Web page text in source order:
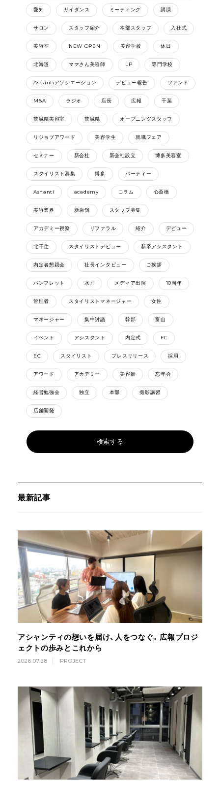
愛知 ガイダンス ミーティング 講演
サロン スタッフ紹介 本部スタッフ 入社式
美容室 NEW OPEN 美容学校 休日
北海道 ママさん美容師 LP 専門学校
Ashantiアソシエーション デビュー報告 ファンド
M&A ラジオ 店長 広報 千葉
茨城県美容室 茨城県 オープニングスタッフ
リジョブアワード 美容学生 就職フェア
セミナー 新会社 新会社設立 博多美容室
スタイリスト募集 博多 パーティー
Ashanti academy コラム 心斎橋
美容業界 新店舗 スタッフ募集
アカデミー視察 リファラル 紹介 デビュー
北千住 スタイリストデビュー 新卒アシスタント
内定者懇親会 社長インタビュー ご挨拶
バンフレット 水戸 メディア出演 10周年
管理者 スタイリストマネージャー 女性
マネージャー 集中討議 幹部 富山
イベント アシスタント 内定式 FC
EC スタイリスト プレスリリース 採用
アワード アカデミー 美容師 忘年会
経営勉強会 独立 本部 撮影講習
店舗開発
最新記事
アシャンティの想いを届け、人をつなぐ。広報プロジ
ェクトの歩みとこれから
2026.07.28 PROJECT